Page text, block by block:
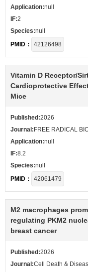
Application:null
IF:2
Species:null
PMID：
42126498
Vitamin D Receptor/
Cardioprotective
Mice
Published:2026
Journal: FREE RADICAL
Application:null
IF:8.2
Species:null
PMID：
42061479
M2 macrophages
regulating PKM2
breast cancer
Published:2026
Journal:Cell Death &